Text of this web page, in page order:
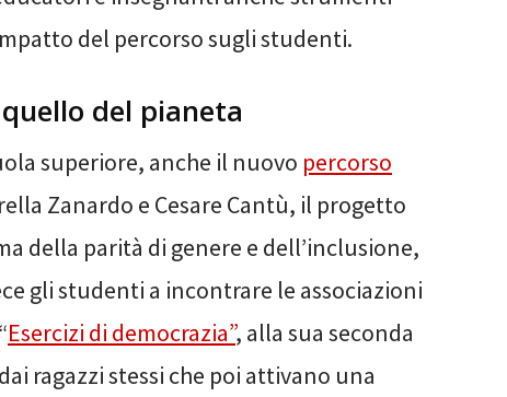
del percorso sugli studenti.
del pianeta
superiore, anche il nuovo percorso
Zanardo e Cesare Cantù, il progetto
della parità di genere e dell’inclusione,
gli studenti a incontrare le associazioni
Esercizi di democrazia”, alla sua seconda
ragazzi stessi che poi attivano una